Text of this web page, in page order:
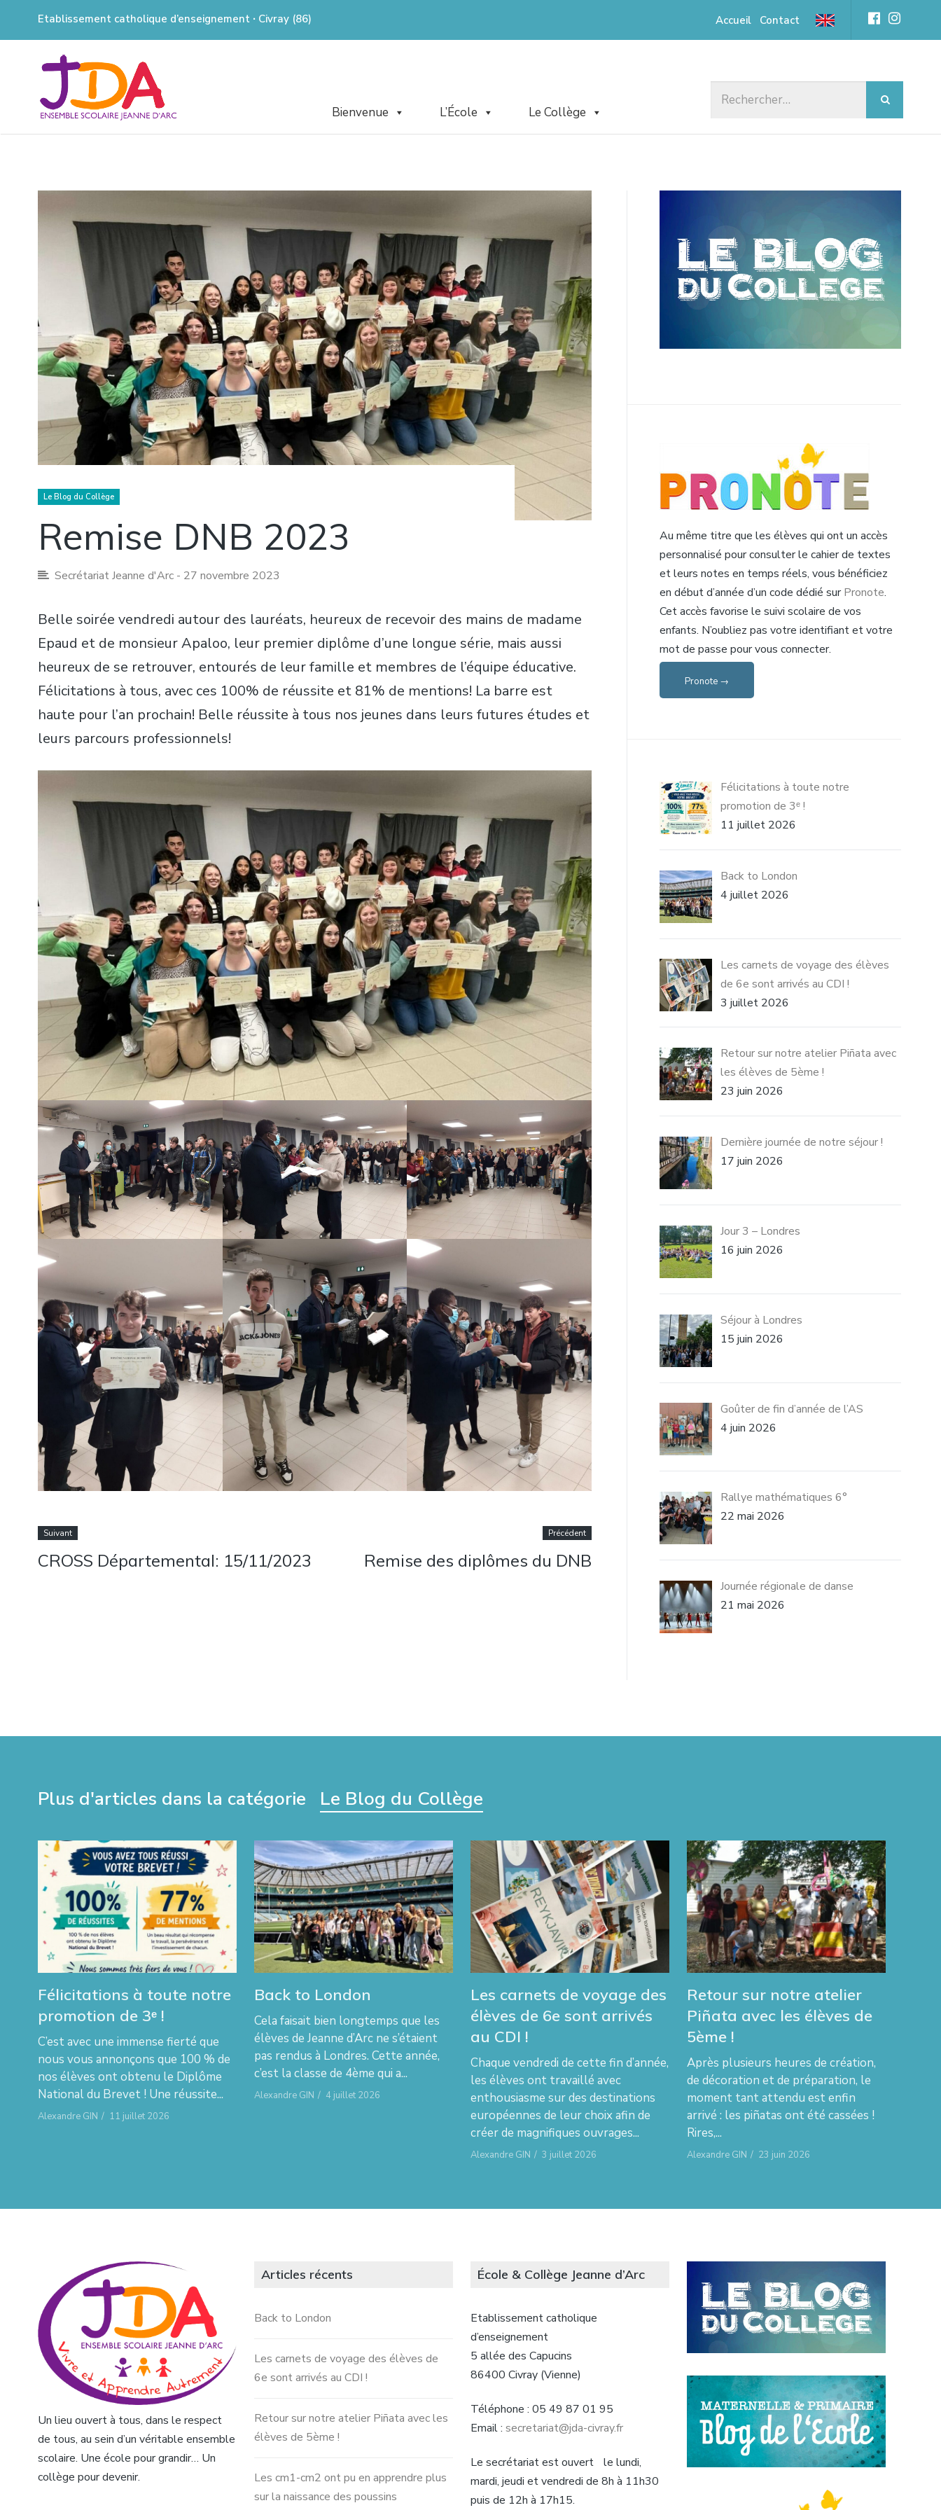
Etablissement catholique d’enseignement ∙ Civray (86) Accueil Contact
Bienvenue L’École Le Collège
Rechercher :
Le Blog du Collège
Remise DNB 2023
Secrétariat Jeanne d'Arc- 27 novembre 2023
Belle soirée vendredi autour des lauréats, heureux de recevoir des mains de madame
Epaud et de monsieur Apaloo, leur premier diplôme d’une longue série, mais aussi
heureux de se retrouver, entourés de leur famille et membres de l’équipe éducative.
Félicitations à tous, avec ces 100% de réussite et 81% de mentions! La barre est
haute pour l’an prochain! Belle réussite à tous nos jeunes dans leurs futures études et
leurs parcours professionnels!
Suivant
CROSS Départemental: 15/11/2023
Précédent
Remise des diplômes du DNB
Au même titre que les élèves qui ont un accès
personnalisé pour consulter le cahier de textes
et leurs notes en temps réels, vous bénéficiez
en début d’année d’un code dédié surPronote.
Cet accès favorise le suivi scolaire de vos
enfants. N’oubliez pas votre identifiant et votre
mot de passe pour vous connecter.
Pronote →
Félicitations à toute notre
promotion de 3ᵉ !
11 juillet 2026
Back to London
4 juillet 2026
Les carnets de voyage des élèves
de 6e sont arrivés au CDI !
3 juillet 2026
Retour sur notre atelier Piñata avec
les élèves de 5ème !
23 juin 2026
Dernière journée de notre séjour !
17 juin 2026
Jour 3 – Londres
16 juin 2026
Séjour à Londres
15 juin 2026
Goûter de fin d’année de l’AS
4 juin 2026
Rallye mathématiques 6°
22 mai 2026
Journée régionale de danse
21 mai 2026
Plus d'articles dans la catégorie Le Blog du Collège
Félicitations à toute notre
promotion de 3ᵉ !
C’est avec une immense fierté que
nous vous annonçons que 100 % de
nos élèves ont obtenu le Diplôme
National du Brevet ! Une réussite...
Alexandre GIN / 11 juillet 2026
Back to London
Cela faisait bien longtemps que les
élèves de Jeanne d’Arc ne s’étaient
pas rendus à Londres. Cette année,
c’est la classe de 4ème qui a...
Alexandre GIN / 4 juillet 2026
Les carnets de voyage des
élèves de 6e sont arrivés
au CDI !
Chaque vendredi de cette fin d’année,
les élèves ont travaillé avec
enthousiasme sur des destinations
européennes de leur choix afin de
créer de magnifiques ouvrages...
Alexandre GIN / 3 juillet 2026
Retour sur notre atelier
Piñata avec les élèves de
5ème !
Après plusieurs heures de création,
de décoration et de préparation, le
moment tant attendu est enfin
arrivé : les piñatas ont été cassées !
Rires,...
Alexandre GIN / 23 juin 2026
Un lieu ouvert à tous, dans le respect
de tous, au sein d’un véritable ensemble
scolaire. Une école pour grandir… Un
collège pour devenir.
Articles récents
Back to London
Les carnets de voyage des élèves de
6e sont arrivés au CDI !
Retour sur notre atelier Piñata avec les
élèves de 5ème !
Les cm1-cm2 ont pu en apprendre plus
sur la naissance des poussins
École & Collège Jeanne d’Arc
Etablissement catholique
d’enseignement
5 allée des Capucins
86400 Civray (Vienne)
Téléphone : 05 49 87 01 95
Email : secretariat@jda-civray.fr
Le secrétariat est ouvert le lundi,
mardi, jeudi et vendredi de 8h à 11h30
puis de 12h à 17h15.